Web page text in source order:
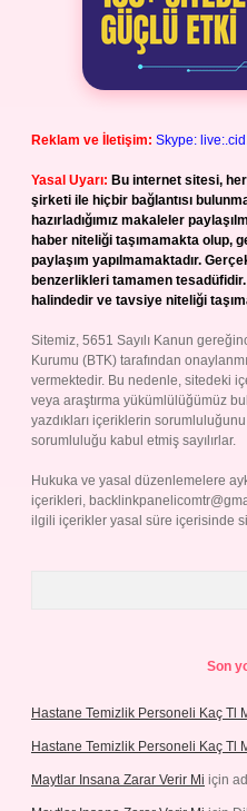
Reklam ve İletişim: Skype:
Yasal Uyarı: Bu internet sitesi,
şirketi ile hiçbir bağlantısı
hazırladığımız makaleler
haber niteliği taşımamakta olup,
paylaşım yapılmamaktadır.
benzerlikleri tamamen
halindedir ve tavsiye niteliği
Sitemiz, 5651 Sayılı Kanun
Kurumu (BTK) tarafından
vermektedir. Bu nedenle, sitedeki
veya araştırma yükümlülüğümüz
yazdıkları içeriklerin
sorumluluğu kabul etmiş sayılırlar.
Hukuka ve yasal düzenlemelere
içerikleri,
ilgili içerikler yasal süre içerisinde
Son
Hastane Temizlik Personeli Kaç Tl
Hastane Temizlik Personeli Kaç Tl
Maytlar Insana Zarar Verir Mi için